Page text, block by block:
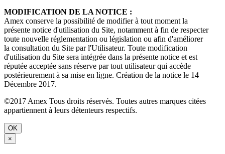
MODIFICATION DE LA NOTICE :
Amex conserve la possibilité de modifier à tout moment la
présente notice d'utilisation du Site, notamment à fin de respecter
toute nouvelle réglementation ou législation ou afin d'améliorer
la consultation du Site par l'Utilisateur. Toute modification
d'utilisation du Site sera intégrée dans la présente notice et est
réputée acceptée sans réserve par tout utilisateur qui accède
postérieurement à sa mise en ligne. Création de la notice le 14
Décembre 2017.
©2017 Amex Tous droits réservés. Toutes autres marques citées
appartiennent à leurs détenteurs respectifs.
OK
×